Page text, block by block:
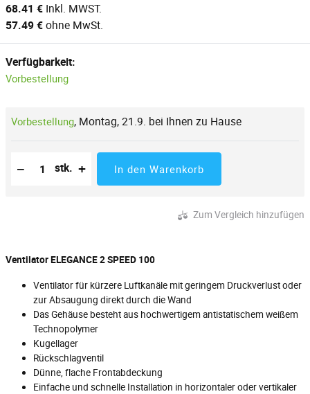
68.41 € Inkl. MWST.
57.49 €ohne MwSt.
Verfügbarkeit:
Vorbestellung
Vorbestellung, Montag, 21.9. bei Ihnen zu Hause
−
Reduzierung der Menge
Anzahl der Stücke
stk. + In den Warenkorb
Zum Vergleich hinzufügen
Ventilator ELEGANCE 2 SPEED 100
Ventilator für kürzere Luftkanäle mit geringem Druckverlust oder
zur Absaugung direkt durch die Wand
Das Gehäuse besteht aus hochwertigem antistatischem weißem
Technopolymer
Kugellager
Rückschlagventil
Dünne, flache Frontabdeckung
Einfache und schnelle Installation in horizontaler oder vertikaler